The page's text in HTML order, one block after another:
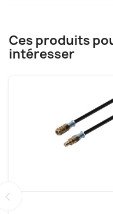
Ces produits
intéresser
‹